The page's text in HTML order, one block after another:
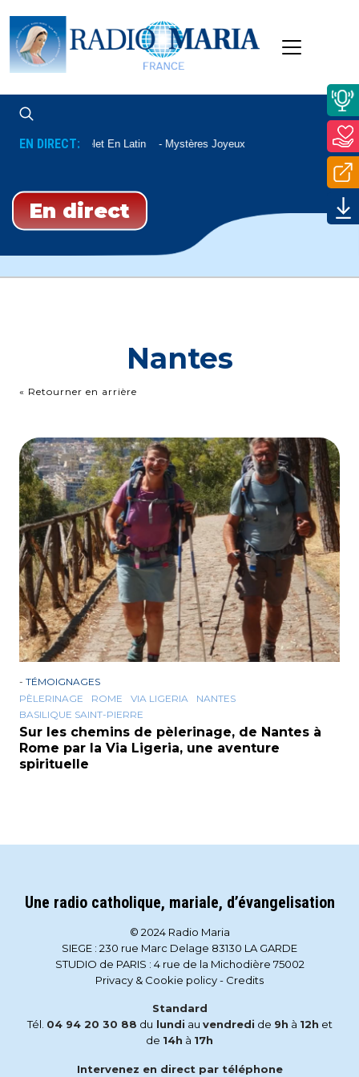
EN DIRECT:Chapelet En Latin Mystères Joyeux
En direct
Nantes
« Retourner en arrière
- TÉMOIGNAGES
PÈLERINAGE
ROME VIA LIGERIA
NANTES
BASILIQUE SAINT-PIERRE
Sur les chemins de pèlerinage, de Nantes à
Rome par la Via Ligeria, une aventure
spirituelle
Une radio catholique, mariale, d’évangelisation
© 2024 Radio Maria
SIEGE : 230 rue Marc Delage 83130 LA GARDE
STUDIO de PARIS : 4 rue de la Michodière 75002
Privacy & Cookie policy- Credits
Standard
Tél. 04 94 20 30 88 du lundi au vendredi de 9h à 12h et
de 14h à 17h
Intervenez en direct par téléphone